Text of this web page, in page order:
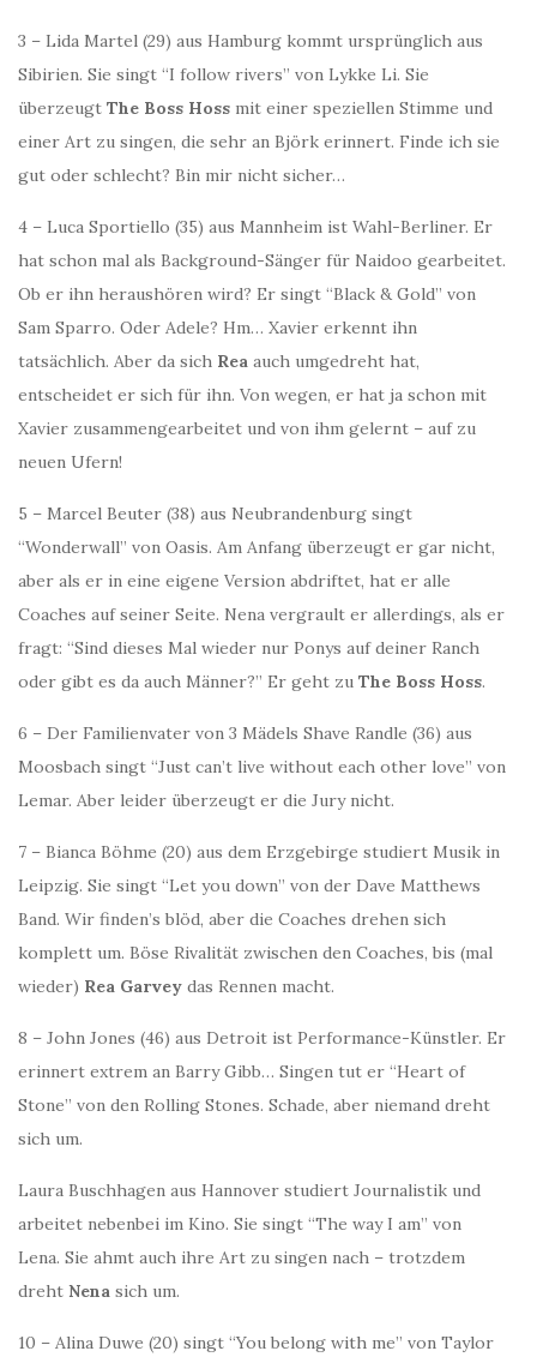
3 – Lida Martel (29) aus Hamburg kommt ursprünglich aus
Sibirien. Sie singt “I follow rivers” von Lykke Li. Sie
überzeugt The Boss Hoss mit einer speziellen Stimme und
einer Art zu singen, die sehr an Björk erinnert. Finde ich sie
gut oder schlecht? Bin mir nicht sicher…
4 – Luca Sportiello (35) aus Mannheim ist Wahl-Berliner. Er
hat schon mal als Background-Sänger für Naidoo gearbeitet.
Ob er ihn heraushören wird? Er singt “Black & Gold” von
Sam Sparro. Oder Adele? Hm… Xavier erkennt ihn
tatsächlich. Aber da sich Rea auch umgedreht hat,
entscheidet er sich für ihn. Von wegen, er hat ja schon mit
Xavier zusammengearbeitet und von ihm gelernt – auf zu
neuen Ufern!
5 – Marcel Beuter (38) aus Neubrandenburg singt
“Wonderwall” von Oasis. Am Anfang überzeugt er gar nicht,
aber als er in eine eigene Version abdriftet, hat er alle
Coaches auf seiner Seite. Nena vergrault er allerdings, als er
fragt: “Sind dieses Mal wieder nur Ponys auf deiner Ranch
oder gibt es da auch Männer?” Er geht zu The Boss Hoss.
6 – Der Familienvater von 3 Mädels Shave Randle (36) aus
Moosbach singt “Just can’t live without each other love” von
Lemar. Aber leider überzeugt er die Jury nicht.
7 – Bianca Böhme (20) aus dem Erzgebirge studiert Musik in
Leipzig. Sie singt “Let you down” von der Dave Matthews
Band. Wir finden’s blöd, aber die Coaches drehen sich
komplett um. Böse Rivalität zwischen den Coaches, bis (mal
wieder) Rea Garvey das Rennen macht.
8 – John Jones (46) aus Detroit ist Performance-Künstler. Er
erinnert extrem an Barry Gibb… Singen tut er “Heart of
Stone” von den Rolling Stones. Schade, aber niemand dreht
sich um.
Laura Buschhagen aus Hannover studiert Journalistik und
arbeitet nebenbei im Kino. Sie singt “The way I am” von
Lena. Sie ahmt auch ihre Art zu singen nach – trotzdem
dreht Nena sich um.
10 – Alina Duwe (20) singt “You belong with me” von Taylor